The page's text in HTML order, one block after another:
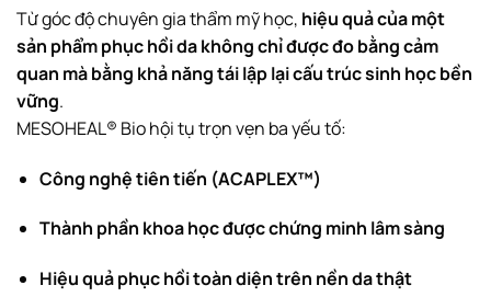
Từ góc độ chuyên gia thẩm mỹ học, hiệu quả của một
sản phẩm phục hồi da không chỉ được đo bằng cảm
quan mà bằng khả năng tái lập lại cấu trúc sinh học bền
vững.
MESOHEAL® Bio hội tụ trọn vẹn ba yếu tố:
Công nghệ tiên tiến (ACAPLEX™)
Thành phần khoa học được chứng minh lâm sàng
Hiệu quả phục hồi toàn diện trên nền da thật